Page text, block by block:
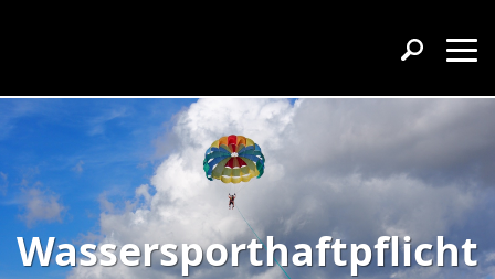
Wassersporthaftpflicht